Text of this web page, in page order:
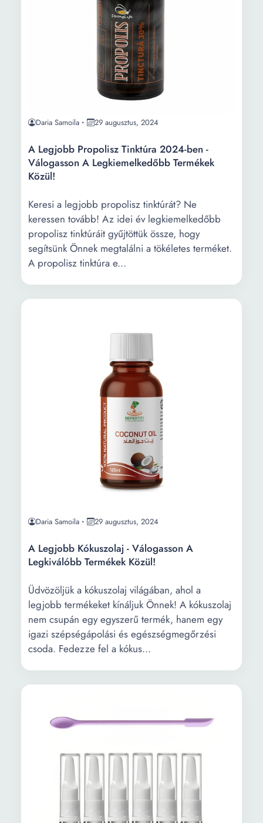
Daria Samoila 29 augusztus, 2024
A Legjobb Propolisz Tinktúra 2024-ben -
Válogasson A Legkiemelkedőbb Termékek
Közül!
Keresi a legjobb propolisz tinktúrát? Ne
keressen tovább! Az idei év legkiemelkedőbb
propolisz tinktúráit gyűjtöttük össze, hogy
segítsünk Önnek megtalálni a tökéletes terméket.
A propolisz tinktúra e...
Daria Samoila 29 augusztus, 2024
A Legjobb Kókuszolaj - Válogasson A
Legkiválóbb Termékek Közül!
Üdvözöljük a kókuszolaj világában, ahol a
legjobb termékeket kínáljuk Önnek! A kókuszolaj
nem csupán egy egyszerű termék, hanem egy
igazi szépségápolási és egészségmegőrzési
csoda. Fedezze fel a kókus...